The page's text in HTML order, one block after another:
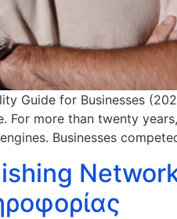
Guide for Businesses
For more than twenty
Businesses